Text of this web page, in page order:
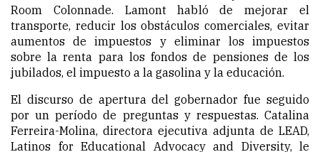
Room Colonnade. Lamont habló de mejorar el
transporte, reducir los obstáculos comerciales, evitar
aumentos de impuestos y eliminar los impuestos
sobre la renta para los fondos de pensiones de los
jubilados, el impuesto a la gasolina y la educación.
El discurso de apertura del gobernador fue seguido
por un período de preguntas y respuestas. Catalina
Ferreira-Molina, directora ejecutiva adjunta de LEAD,
Latinos for Educational Advocacy and Diversity, le